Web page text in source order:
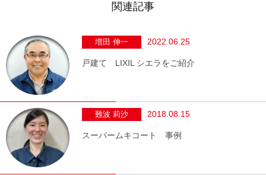
関連記事
増田 伸一 2022.06.25
戸建て LIXIL シエラをご紹介
難波 莉沙 2018.08.15
スーパームキコート 事例